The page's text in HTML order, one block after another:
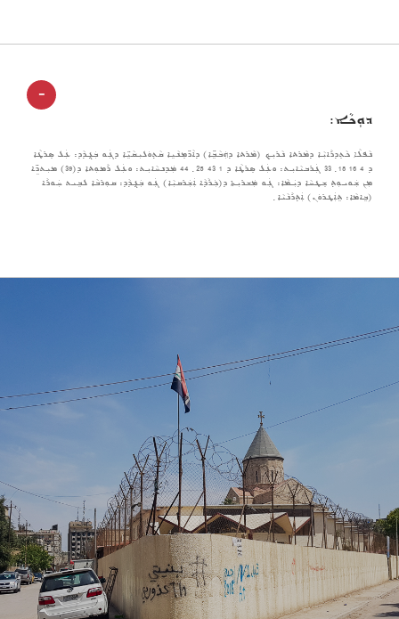
-
ܕܘܼܟܵܐ:
ܢܵܦܠܵܐ ܟܵܬܸܕܪܵܐܝܼܵܐ ܕܡܵܪܬܐ ܢܵܪܝܼܟ (ܡܵܪܬܐ ܕܗܲܒܵܒܹ̈ܐ) ܕܐܵܖ̈ܡܸܢܵܝܹܐ ܩܵܬ݂ܘܿܠܝܼܩܵܝܹ̈ܐ ܕܓܲܘ ܒܲܓ݂ܕܵܕ: ܥܲܠ ܣܸܪܛܵܐ
ܕ 4 16 18 ݂ 33 ܓܲܪܒܝܵܐܝܼܬ: ܘܥܲܠ ܣܸܪܛܵܐ ܕ 1 43 25 ݂ 44 ܡܲܕܢܚܵܐܝܼܬ: ܘܥܲܠ ܪܵܡܘܼܬܐ ܕ(39) ܡܝܼܬܖܹ̈ܐ
ܡܼܢ ܫܲܘܝܘܼܬ݂ ܫܸܛܚܵܐ ܕܝܲܡܵܐ: ܓܲܘ ܡܲܫܪܝܼܬܐ ܕ(ܟܲܪܵܕܵܐ ܐܲܫܲܪܩܝܼܵܐ) ܓܲܘ ܒܲܓ݂ܕܵܕ: ܩܘܼܪܒܵܐ ܠܒܹܝܬ ܚܲܘܪܵܐ
(ܒܹܐܡܵܐ: ܬܹܐܲܛܪܘܿܢ) ܐܲܬ݂ܪܵܢܵܝܵܐ ݂